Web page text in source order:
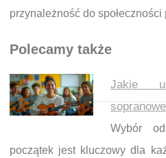
przynależność do
Polecamy także
Jakie
Wybór
początek jest kluczowy dla
Nawigacja wpisu